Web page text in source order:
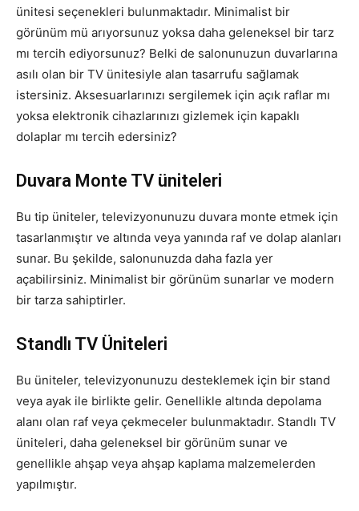
ünitesi seçenekleri bulunmaktadır. Minimalist bir
görünüm mü arıyorsunuz yoksa daha geleneksel bir tarz
mı tercih ediyorsunuz? Belki de salonunuzun duvarlarına
asılı olan bir TV ünitesiyle alan tasarrufu sağlamak
istersiniz. Aksesuarlarınızı sergilemek için açık raflar mı
yoksa elektronik cihazlarınızı gizlemek için kapaklı
dolaplar mı tercih edersiniz?
Duvara Monte TV üniteleri
Bu tip üniteler, televizyonunuzu duvara monte etmek için
tasarlanmıştır ve altında veya yanında raf ve dolap alanları
sunar. Bu şekilde, salonunuzda daha fazla yer
açabilirsiniz. Minimalist bir görünüm sunarlar ve modern
bir tarza sahiptirler.
Standlı TV Üniteleri
Bu üniteler, televizyonunuzu desteklemek için bir stand
veya ayak ile birlikte gelir. Genellikle altında depolama
alanı olan raf veya çekmeceler bulunmaktadır. Standlı TV
üniteleri, daha geleneksel bir görünüm sunar ve
genellikle ahşap veya ahşap kaplama malzemelerden
yapılmıştır.